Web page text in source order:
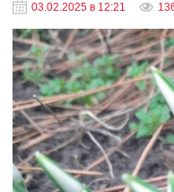
03.02.2025 в 12:21